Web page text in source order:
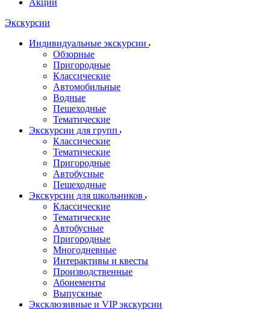
Акции
Экскурсии
Индивидуальные экскурсии
Обзорные
Пригородные
Классические
Автомобильные
Водные
Пешеходные
Тематические
Экскурсии для групп
Классические
Тематические
Пригородные
Автобусные
Пешеходные
Экскурсии для школьников
Классические
Тематические
Автобусные
Пригородные
Многодневные
Интерактивы и квесты
Производственные
Абонементы
Выпускные
Эксклюзивные и VIP экскурсии